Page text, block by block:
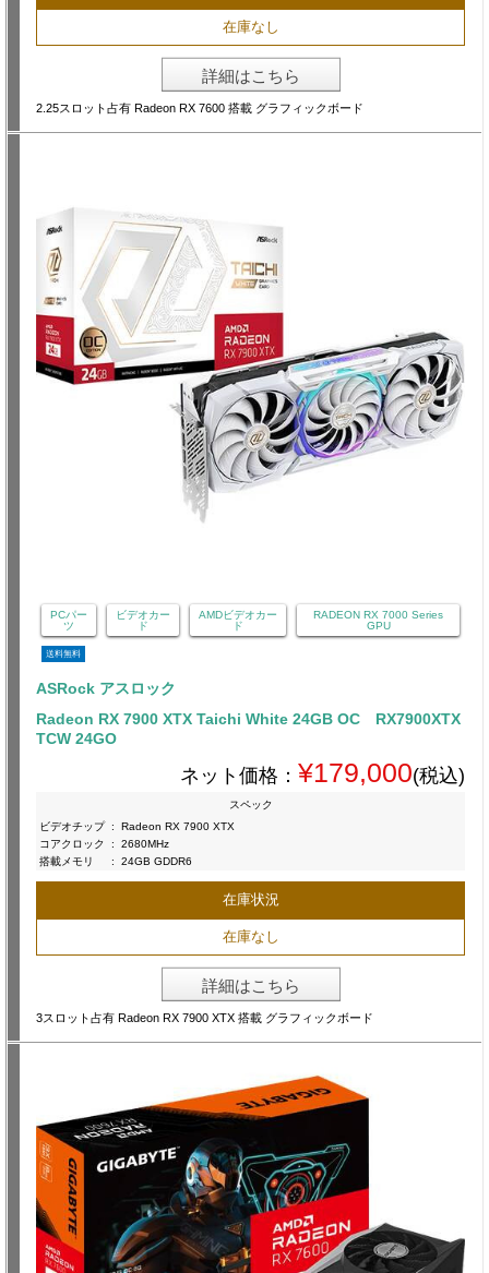
在庫なし
詳細はこちら
2.25スロット占有 Radeon RX 7600 搭載 グラフィックボード
PCパー
ツ
ビデオカー
ド
AMDビデオカー
ド
RADEON RX 7000 Series
GPU
送料無料
ASRock アスロック
Radeon RX 7900 XTX Taichi White 24GB OC RX7900XTX
TCW 24GO
ネット価格： ¥179,000(税込)
スペック
ビデオチップ :
Radeon RX 7900 XTX
コアクロック
:
2680MHz
搭載メモリ
: 24GB GDDR6
在庫状況
在庫なし
詳細はこちら
3スロット占有 Radeon RX 7900 XTX 搭載 グラフィックボード